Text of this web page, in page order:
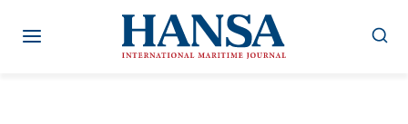
Inhalt